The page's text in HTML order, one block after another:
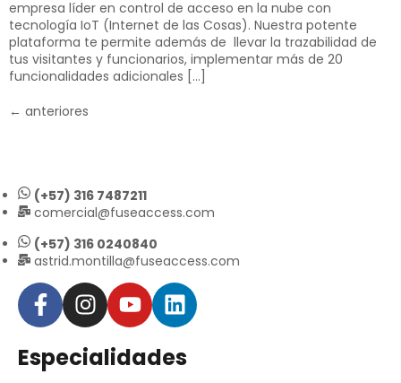
empresa líder en control de acceso en la nube con
tecnología IoT (Internet de las Cosas). Nuestra potente
plataforma te permite además de llevar la trazabilidad de
tus visitantes y funcionarios, implementar más de 20
funcionalidades adicionales […]
← anteriores
(+57) 316 7487211
comercial@fuseaccess.com
(+57) 316 0240840
astrid.montilla@fuseaccess.com
Especialidades